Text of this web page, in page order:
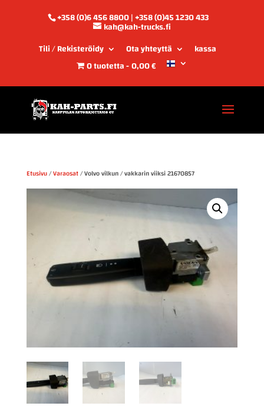
+358 (0)6 456 8800 | +358 (0)45 1230 433
kah@kah-trucks.fi
Tili / Rekisteröidy
Ota yhteyttä
kassa
0 tuotetta 0,00 €
Etusivu/Varaosat/ Volvo vilkun / vakkarin viiksi 21670857